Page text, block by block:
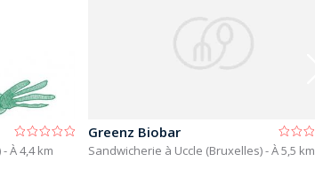
- À 4,4 km
Greenz Biobar
Sandwicherie à Uccle (Bruxelles)- À 5,5 km